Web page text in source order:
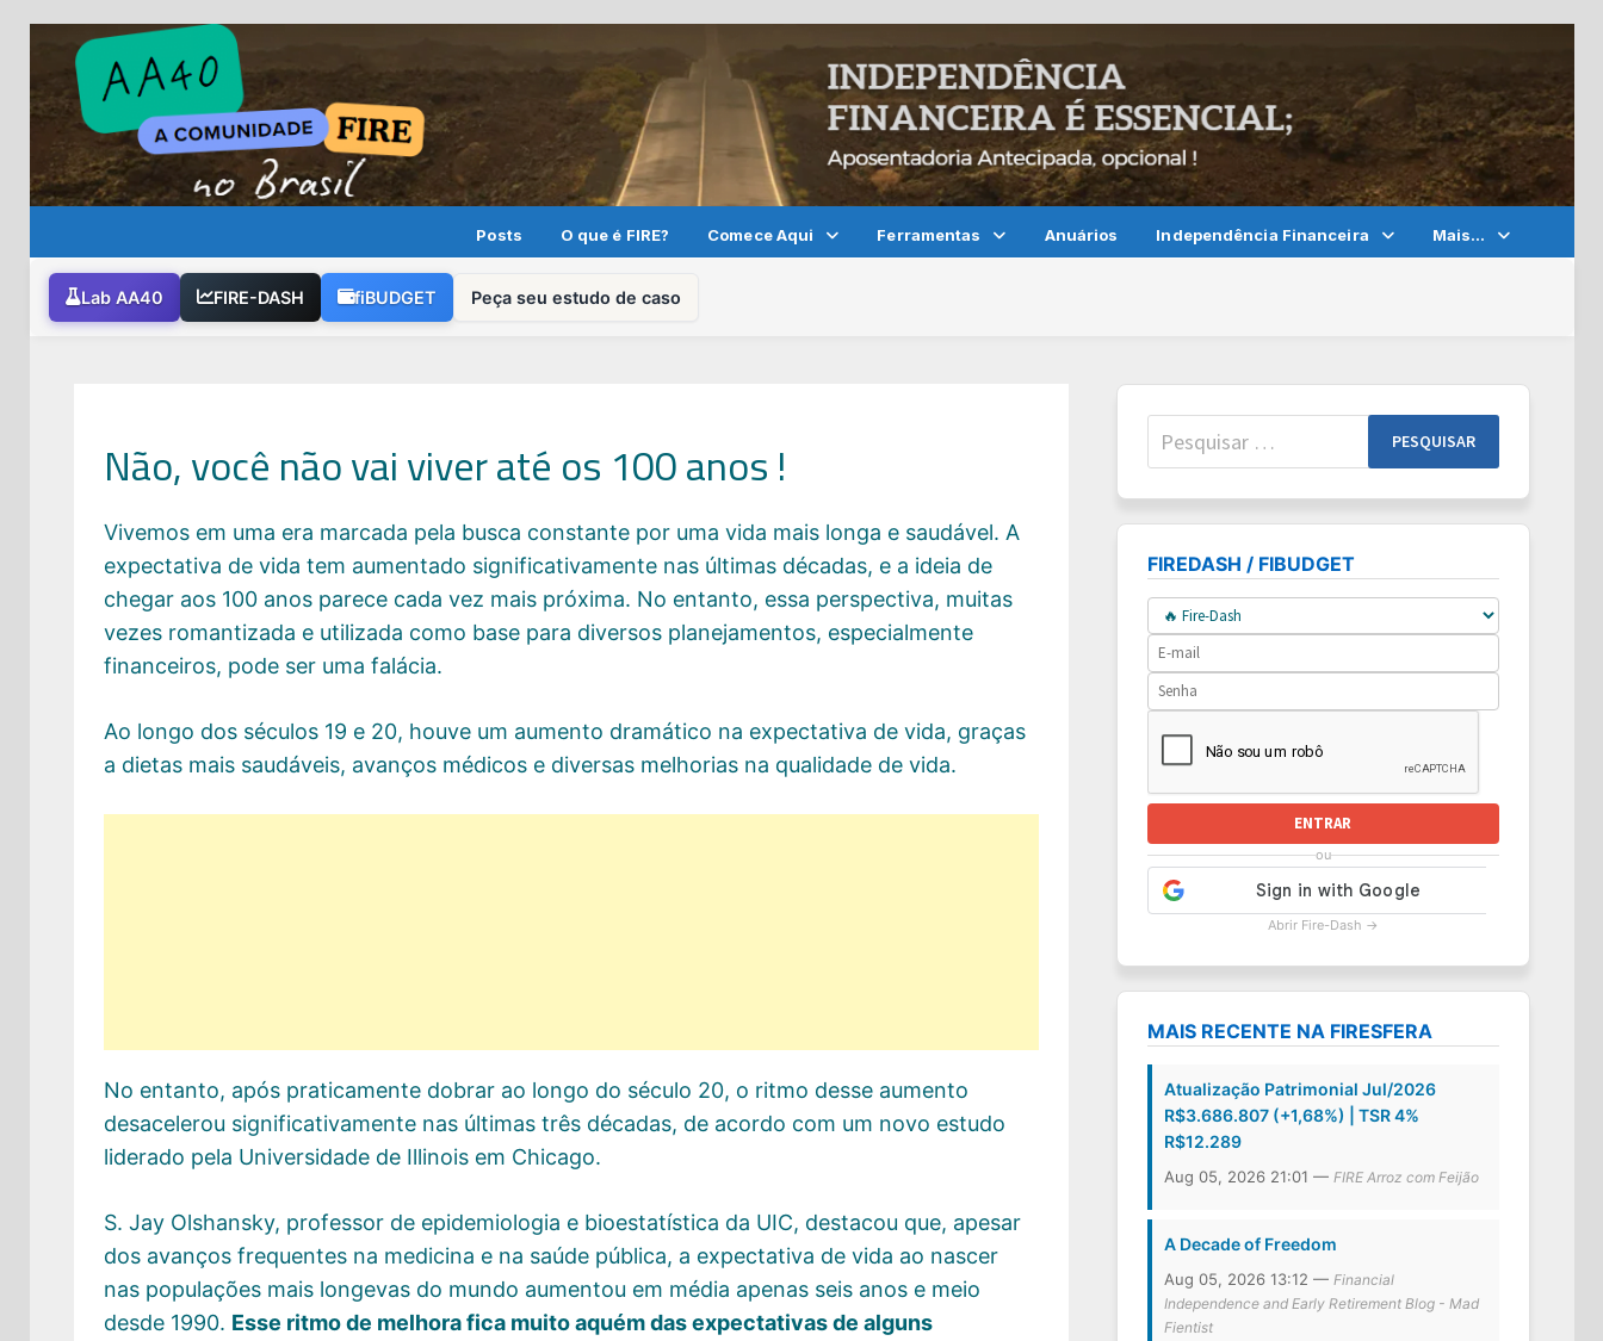
content
Posts O que é FIRE? Comece Aqui Ferramentas Anuários Independência Financeira Mais…
Lab AA40 FIRE-DASH fiBUDGET Peça seu estudo de caso
Não, você não vai viver até os 100 anos !
Vivemos em uma era marcada pela busca constante por uma vida mais longa e saudável. A
expectativa de vida tem aumentado significativamente nas últimas décadas, e a ideia de
chegar aos 100 anos parece cada vez mais próxima. No entanto, essa perspectiva, muitas
vezes romantizada e utilizada como base para diversos planejamentos, especialmente
financeiros, pode ser uma falácia.
Ao longo dos séculos 19 e 20, houve um aumento dramático na expectativa de vida, graças
a dietas mais saudáveis, avanços médicos e diversas melhorias na qualidade de vida.
No entanto, após praticamente dobrar ao longo do século 20, o ritmo desse aumento
desacelerou significativamente nas últimas três décadas, de acordo com um novo estudo
liderado pela Universidade de Illinois em Chicago.
S. Jay Olshansky, professor de epidemiologia e bioestatística da UIC, destacou que, apesar
dos avanços frequentes na medicina e na saúde pública, a expectativa de vida ao nascer
nas populações mais longevas do mundo aumentou em média apenas seis anos e meio
desde 1990. Esse ritmo de melhora fica muito aquém das expectativas de alguns
Pesquisar
por:
FIREDASH / FIBUDGET
ENTRAR
ou
Abrir Fire-Dash →
MAIS RECENTE NA FIRESFERA
Atualização Patrimonial Jul/2026
R$3.686.807 (+1,68%) | TSR 4%
R$12.289
Aug 05, 2026 21:01 —FIRE Arroz com Feijão
A Decade of Freedom
Aug 05, 2026 13:12 —Financial
Independence and Early Retirement Blog - Mad
Fientist